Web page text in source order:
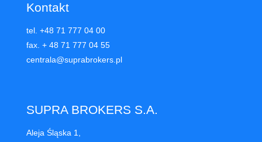
Kontakt
tel. +48 71 777 04 00
fax. + 48 71 777 04 55
centrala@suprabrokers.pl
SUPRA BROKERS S.A.
Aleja Śląska 1,